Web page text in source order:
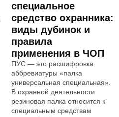
специальное
средство охранника:
виды дубинок и
правила
применения в ЧОП
ПУС — это расшифровка
аббревиатуры «палка
универсальная специальная».
В охранной деятельности
резиновая палка относится к
специальным средствам